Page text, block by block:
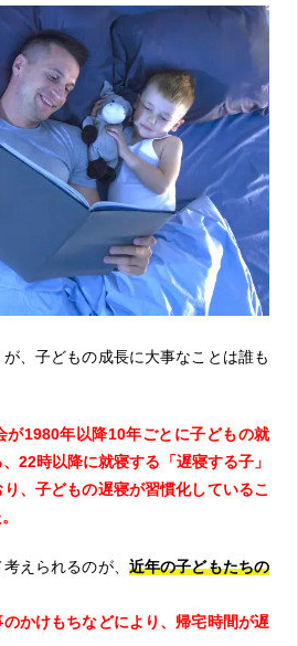
、子どもの成長に大事なことは誰も
が1980年以降10年ごとに子どもの就
22時以降に就寝する「遅寝する子」
、子どもの遅寝が習慣化しているこ
えられるのが、 近年の子どもたちの
かけもちなどにより、帰宅時間が遅